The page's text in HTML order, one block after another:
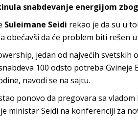
snabdevanje energijom
Suleimane Seidi rekao je da su u
obećavši da će problem biti rešen
jedan od najvećih svetskih
100 odsto potreba
navodi se na sajtu.
ponovo da pregovara sa
ministar Seidi na konferenciji za